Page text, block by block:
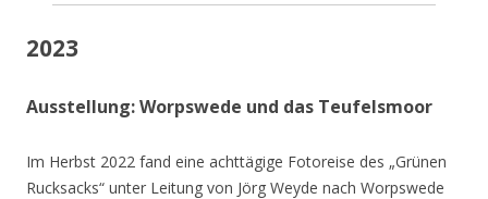
2023
Ausstellung: Worpswede und das Teufelsmoor
Im Herbst 2022 fand eine achttägige Fotoreise des „Grünen
Rucksacks“ unter Leitung von Jörg Weyde nach Worpswede